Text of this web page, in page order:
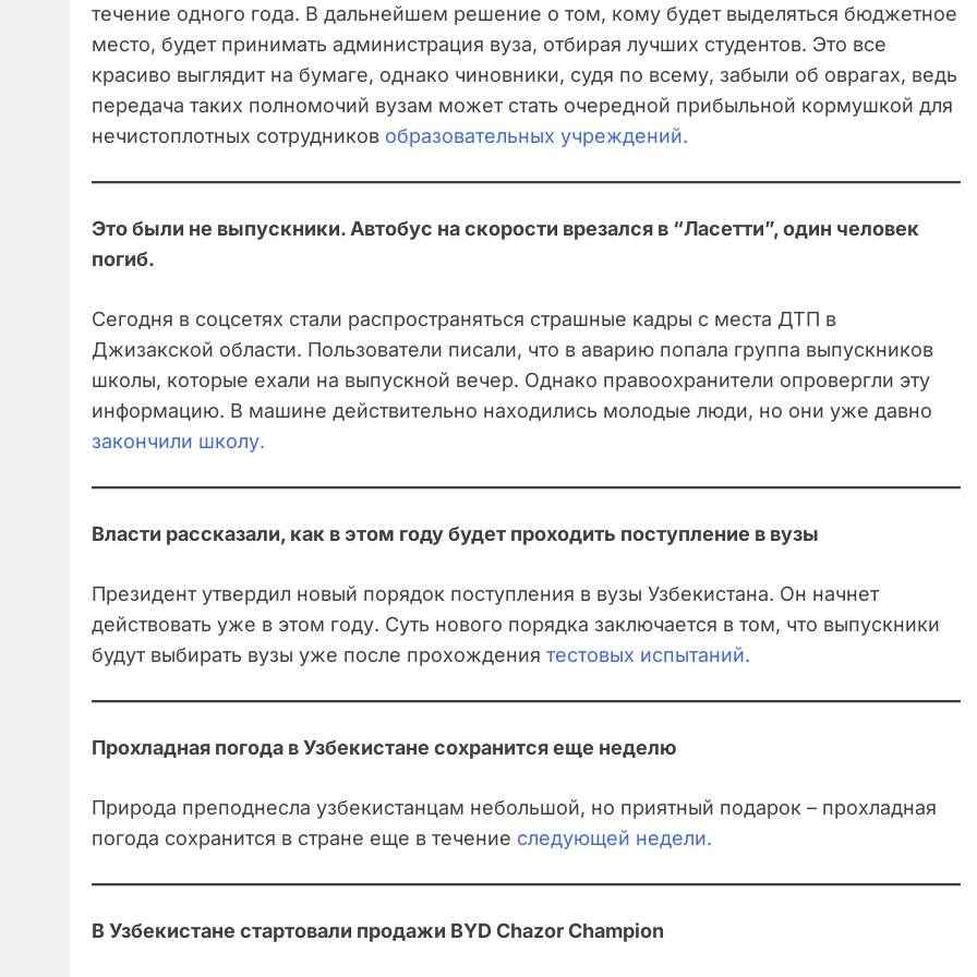
течение одного года. В дальнейшем решение о том, кому будет выделяться бюджетное
место, будет принимать администрация вуза, отбирая лучших студентов. Это все
красиво выглядит на бумаге, однако чиновники, судя по всему, забыли об оврагах, ведь
передача таких полномочий вузам может стать очередной прибыльной кормушкой для
нечистоплотных сотрудников образовательных учреждений.
Это были не выпускники. Автобус на скорости врезался в “Ласетти”, один человек
погиб.
Сегодня в соцсетях стали распространяться страшные кадры с места ДТП в
Джизакской области. Пользователи писали, что в аварию попала группа выпускников
школы, которые ехали на выпускной вечер. Однако правоохранители опровергли эту
информацию. В машине действительно находились молодые люди, но они уже давно
закончили школу.
Власти рассказали, как в этом году будет проходить поступление в вузы
Президент утвердил новый порядок поступления в вузы Узбекистана. Он начнет
действовать уже в этом году. Суть нового порядка заключается в том, что выпускники
будут выбирать вузы уже после прохождения тестовых испытаний.
Прохладная погода в Узбекистане сохранится еще неделю
Природа преподнесла узбекистанцам небольшой, но приятный подарок – прохладная
погода сохранится в стране еще в течение следующей недели.
В Узбекистане стартовали продажи BYD Chazor Champion